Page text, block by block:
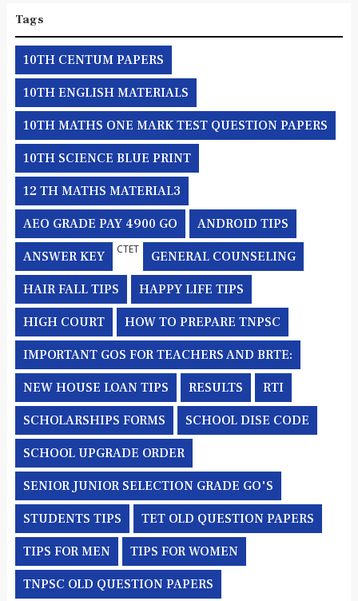
Tags
10TH CENTUM PAPERS
10TH ENGLISH MATERIALS
10TH MATHS ONE MARK TEST QUESTION PAPERS
10TH SCIENCE BLUE PRINT
12 TH MATHS MATERIAL3
AEO GRADE PAY 4900 GO ANDROID TIPS
ANSWER KEY CTET GENERAL COUNSELING
HAIR FALL TIPS HAPPY LIFE TIPS
HIGH COURT HOW TO PREPARE TNPSC
IMPORTANT GOS FOR TEACHERS AND BRTE:
NEW HOUSE LOAN TIPS RESULTS RTI
SCHOLARSHIPS FORMS SCHOOL DISE CODE
SCHOOL UPGRADE ORDER
SENIOR JUNIOR SELECTION GRADE GO'S
STUDENTS TIPS TET OLD QUESTION PAPERS
TIPS FOR MEN TIPS FOR WOMEN
TNPSC OLD QUESTION PAPERS